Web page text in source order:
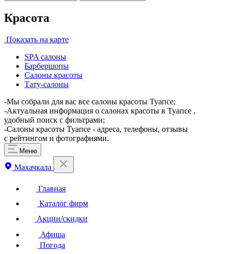
Красота
Показать на карте
SPA салоны
Барбершопы
Салоны красоты
Тату-салоны
-Мы собрали для вас все салоны красоты Туапсе;
-Актуальная информация о салонах красоты в Туапсе ,
удобный поиск с фильтрами;
-Салоны красоты Туапсе - адреса, телефоны, отзывы
с рейтингом и фотографиями.
Меню
Махачкала
Главная
Каталог фирм
Акции/скидки
Афиша
Погода